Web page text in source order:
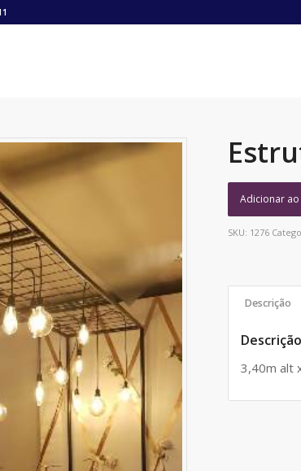
Adicionar
SKU: 1276
Descrição
Descrição
3,40m alt